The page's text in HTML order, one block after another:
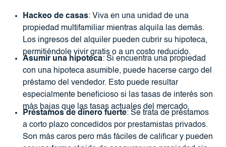
Hackeo de casas: Viva en una unidad de una
propiedad multifamiliar mientras alquila las demás.
Los ingresos del alquiler pueden cubrir su hipoteca,
permitiéndole vivir gratis o a un costo reducido.
Asumir una hipoteca: Si encuentra una propiedad
con una hipoteca asumible, puede hacerse cargo del
préstamo del vendedor. Esto puede resultar
especialmente beneficioso si las tasas de interés son
más bajas que las tasas actuales del mercado.
Préstamos de dinero fuerte: Se trata de préstamos
a corto plazo concedidos por prestamistas privados.
Son más caros pero más fáciles de calificar y pueden